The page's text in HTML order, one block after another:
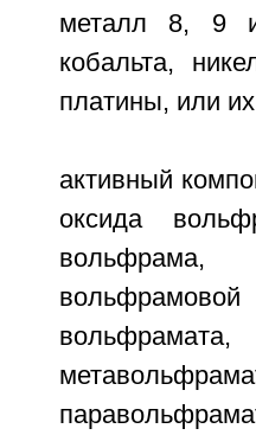
металл 8, 9
кобальта,
платины, или
активный
оксида
вольфрама,